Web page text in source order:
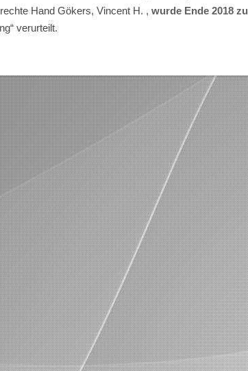
Hand Gökers, Vincent H. ,wurde Ende 2018 zu
verurteilt.